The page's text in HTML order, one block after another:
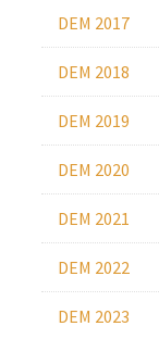
DEM 2017
DEM 2018
DEM 2019
DEM 2020
DEM 2021
DEM 2022
DEM 2023